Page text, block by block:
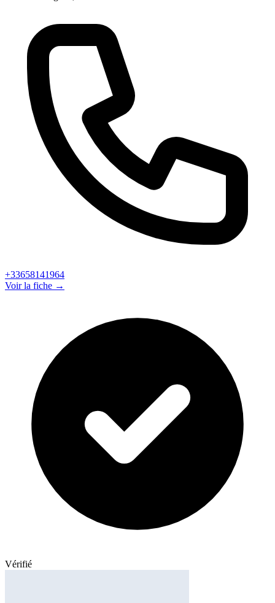
+33658141964
Voir la fiche →
Vérifié